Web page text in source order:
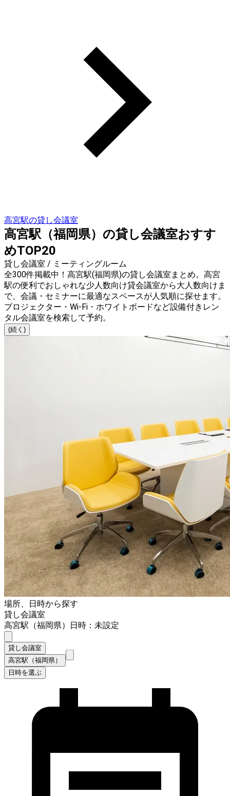
高宮駅の貸し会議室
高宮駅（福岡県）の貸し会議室おすす
めTOP20
貸し会議室 / ミーティングルーム
全300件掲載中！高宮駅(福岡県)の貸し会議室まとめ。高宮
駅の便利でおしゃれな少人数向け貸会議室から大人数向けま
で、会議・セミナーに最適なスペースが人気順に探せます。
プロジェクター・Wi-Fi・ホワイトボードなど設備付きレン
タル会議室を検索して予約。
(続く)
場所、日時から探す
貸し会議室
高宮駅（福岡県）
日時：未設定
貸し会議室
高宮駅（福岡県）
日時を選ぶ